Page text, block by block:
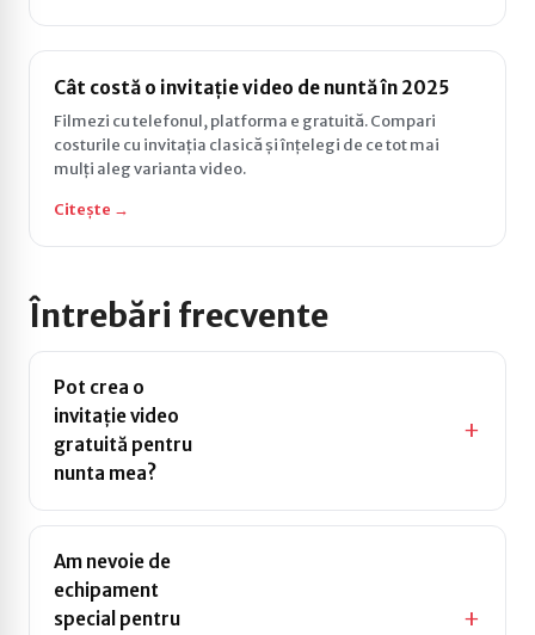
Cât costă o invitație video de nuntă în 2025
Filmezi cu telefonul, platforma e gratuită. Compari
costurile cu invitația clasică și înțelegi de ce tot mai
mulți aleg varianta video.
Citește →
Întrebări frecvente
Pot crea o
invitație video
gratuită pentru
nunta mea?
personalizezi și trimiți
Am nevoie de
echipament
special pentru